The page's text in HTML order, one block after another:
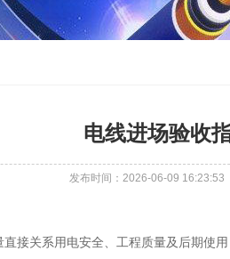
电线进场验收
发布时间：2026-06-09 16:23:53
接关系用电安全、工程质量及后期使